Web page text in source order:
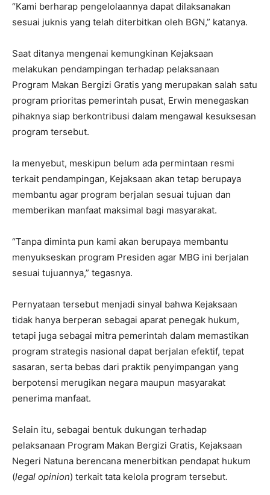
“Kami berharap pengelolaannya dapat dilaksanakan
sesuai juknis yang telah diterbitkan oleh BGN,” katanya.
Saat ditanya mengenai kemungkinan Kejaksaan
melakukan pendampingan terhadap pelaksanaan
Program Makan Bergizi Gratis yang merupakan salah satu
program prioritas pemerintah pusat, Erwin menegaskan
pihaknya siap berkontribusi dalam mengawal kesuksesan
program tersebut.
Ia menyebut, meskipun belum ada permintaan resmi
terkait pendampingan, Kejaksaan akan tetap berupaya
membantu agar program berjalan sesuai tujuan dan
memberikan manfaat maksimal bagi masyarakat.
“Tanpa diminta pun kami akan berupaya membantu
menyukseskan program Presiden agar MBG ini berjalan
sesuai tujuannya,” tegasnya.
Pernyataan tersebut menjadi sinyal bahwa Kejaksaan
tidak hanya berperan sebagai aparat penegak hukum,
tetapi juga sebagai mitra pemerintah dalam memastikan
program strategis nasional dapat berjalan efektif, tepat
sasaran, serta bebas dari praktik penyimpangan yang
berpotensi merugikan negara maupun masyarakat
penerima manfaat.
Selain itu, sebagai bentuk dukungan terhadap
pelaksanaan Program Makan Bergizi Gratis, Kejaksaan
Negeri Natuna berencana menerbitkan pendapat hukum
(legal opinion) terkait tata kelola program tersebut.